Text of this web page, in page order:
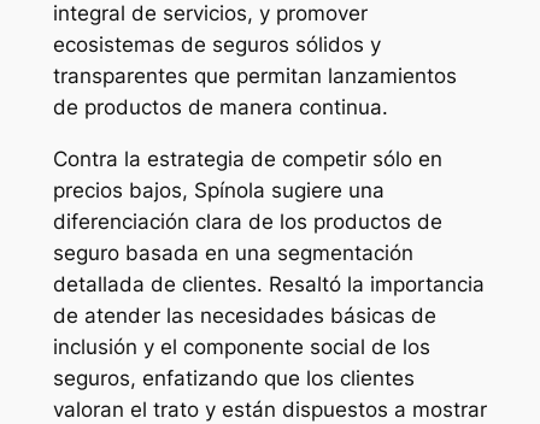
integral de servicios, y promover
ecosistemas de seguros sólidos y
transparentes que permitan lanzamientos
de productos de manera continua.
Contra la estrategia de competir sólo en
precios bajos, Spínola sugiere una
diferenciación clara de los productos de
seguro basada en una segmentación
detallada de clientes. Resaltó la importancia
de atender las necesidades básicas de
inclusión y el componente social de los
seguros, enfatizando que los clientes
valoran el trato y están dispuestos a mostrar